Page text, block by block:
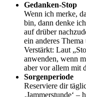
Gedanken-Stop
Wenn ich merke,
bin, dann denke
auf drüber
ein anderes
Verstärkt: Laut
anwenden, wenn
aber vor allem mit
Sorgenperiode
Reserviere dir
‚Jammerstunde‘